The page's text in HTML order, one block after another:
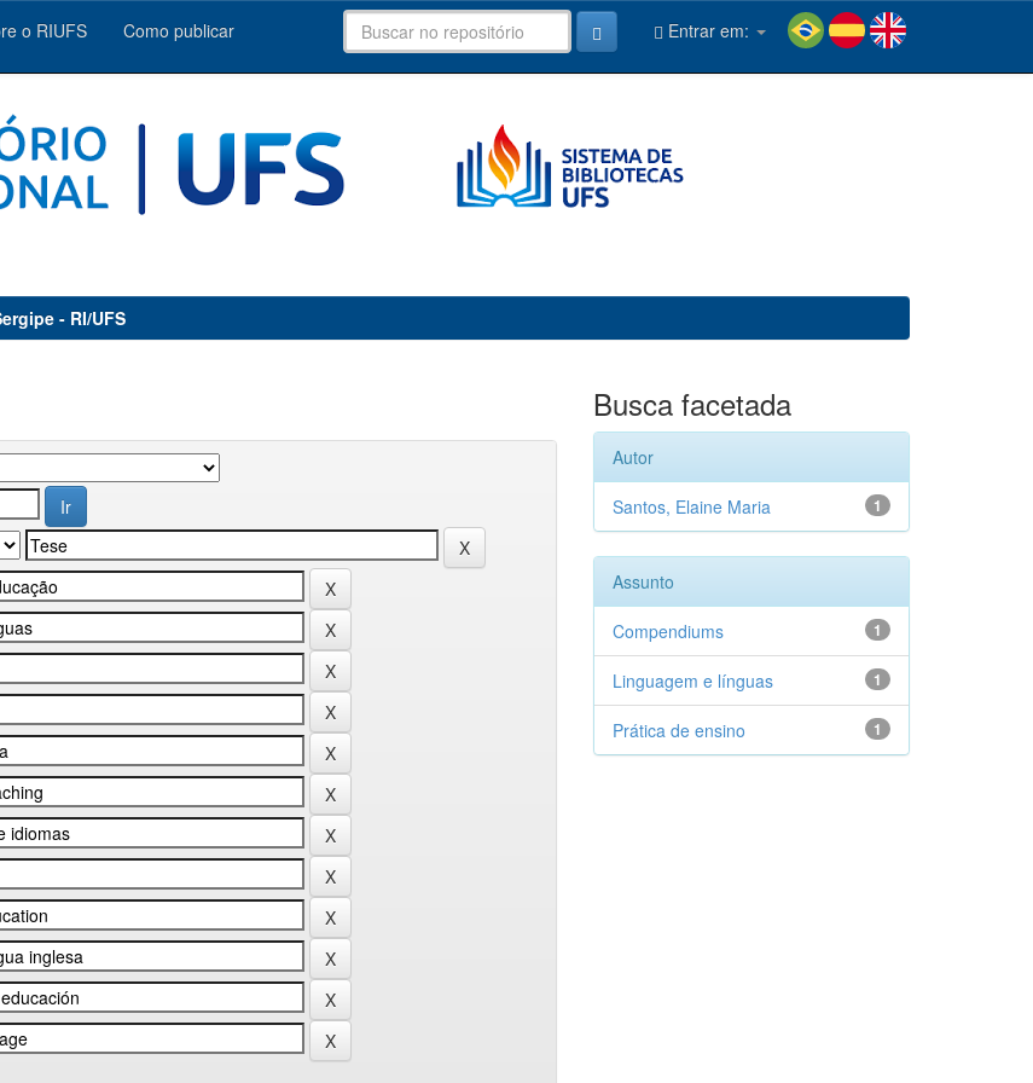
o RIUFS Como publicar Entrar em:
- RI/UFS
Busca facetada
Autor
1
Santos, Elaine Maria
Assunto
1
Compendiums
1
Linguagem e línguas
1
Prática de ensino